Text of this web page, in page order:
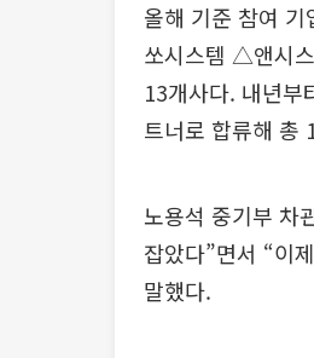
올해 기준 참여
쏘시스템 △앤시
13개사다. 내년
트너로 합류해 총
노용석 중기부 차
잡았다”면서 “이
말했다.